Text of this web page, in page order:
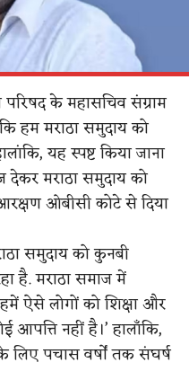
परिषद के महासचिव संग्राम
हम मराठा समुदाय को
यह स्पष्ट किया जाना
देकर मराठा समुदाय को
ओबीसी कोटे से दिया
समुदाय को कुनबी
है. मराठा समाज में
ऐसे लोगों को शिक्षा और
नहीं है।’ हालाँकि,
पचास वर्षों तक संघर्ष